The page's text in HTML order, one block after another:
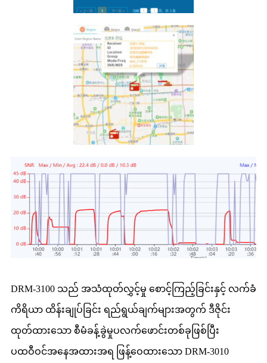
DRM-3100 သည် အသံထုတ်လွှင့်မှု စောင့်ကြည့်ခြင်းနှင့် လက်ခံ
ကိရိယာ ထိန်းချုပ်ခြင်း ရည်ရွယ်ချက်များအတွက် ဒီဇိုင်း
ထုတ်ထားသော စီမံခန့်ခွဲမှုပလက်ဖောင်းတစ်ခုဖြစ်ပြီး
ပထဝီဝင်အနေအထားအရ ဖြန့်ဝေထားသော DRM-3010